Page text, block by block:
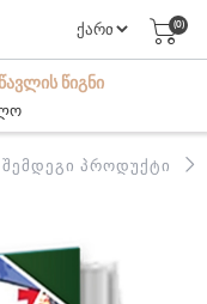
(0)
ᲬᲘᲒᲜᲘ
ᲨᲔᲛᲓᲔᲒᲘ ᲞᲠᲝᲓᲣᲥᲢᲘ